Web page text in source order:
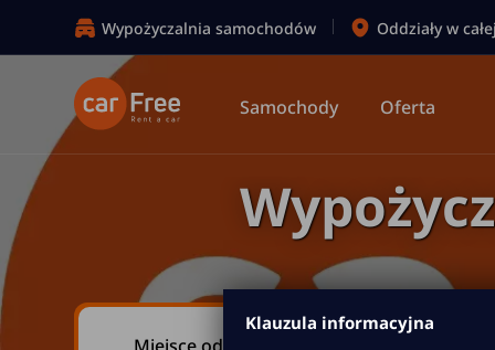
Wypożyczalnia samochodów Oddziały w
Samochody Oferta
Klauzula informacyjna